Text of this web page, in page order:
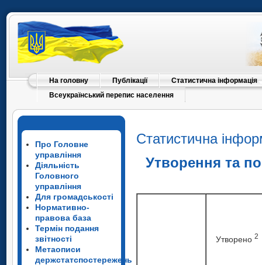
На головну Публікації
Статистична інформація
Всеукраїнський перепис населення
Про Головне
управління
Діяльність
Головного
управління
Для громадськості
Нормативно-
правова база
Термін подання
звітності
Метаописи
держстатспостережень
Статистична
Утворення та
Утворено 2